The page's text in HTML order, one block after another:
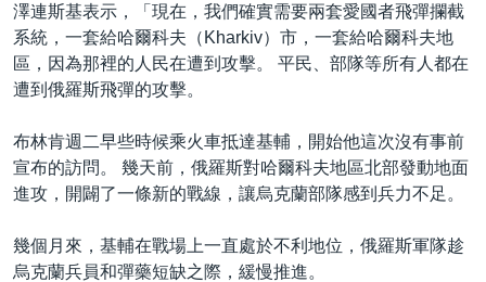
澤連斯基表示，「現在，我們確實需要兩套愛國者飛彈攔截
系統，一套給哈爾科夫（Kharkiv）市，一套給哈爾科夫地
區，因為那裡的人民在遭到攻擊。 平民、部隊等所有人都在
遭到俄羅斯飛彈的攻擊。
布林肯週二早些時候乘火車抵達基輔，開始他這次沒有事前
宣布的訪問。 幾天前，俄羅斯對哈爾科夫地區北部發動地面
進攻，開闢了一條新的戰線，讓烏克蘭部隊感到兵力不足。
幾個月來，基輔在戰場上一直處於不利地位，俄羅斯軍隊趁
烏克蘭兵員和彈藥短缺之際，緩慢推進。